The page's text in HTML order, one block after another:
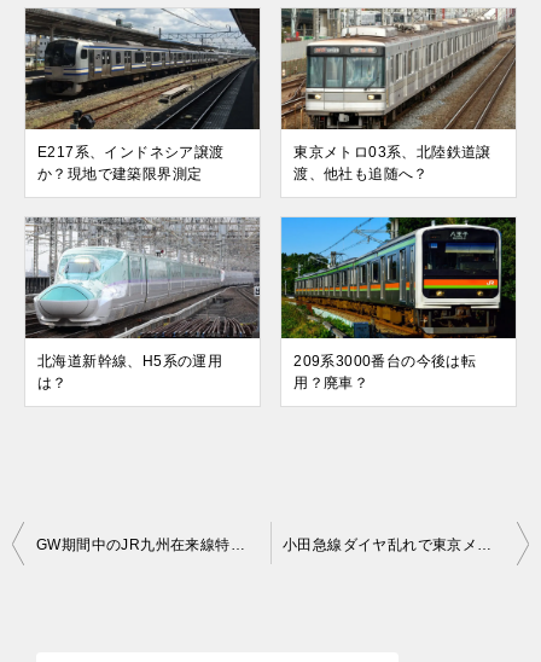
E217系、インドネシア譲渡
か？現地で建築限界測定
東京メトロ03系、北陸鉄道譲
渡、他社も追随へ？
北海道新幹線、H5系の運用
は？
209系3000番台の今後は転
用？廃車？
投
GW期間中のJR九州在来線特急全面運休・佐伯～延岡間で臨時快速運行。どうだった？ 小田急線ダイヤ乱れで東京メトロ16000系が新宿駅入線